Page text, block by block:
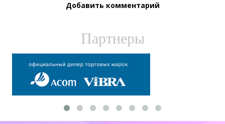
Добавить комментарий
Партнеры